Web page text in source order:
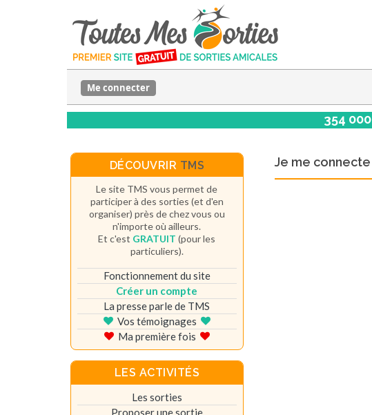
Me connecter
354 000
Je me
DÉCOUVRIR TMS
Le site TMS vous permet de
participer à des sorties (et d'en
organiser) près de chez vous ou
n'importe où ailleurs.
Et c'est GRATUIT (pour les
particuliers).
Fonctionnement du site
Créer un compte
La presse parle de TMS
Vos témoignages
Ma première fois
LES ACTIVITÉS
Les sorties
Proposer une sortie